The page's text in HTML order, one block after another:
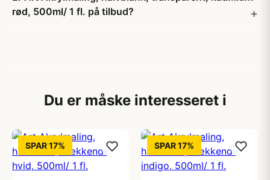
rød, 500ml/ 1 fl. på tilbud?
Du er måske interesseret i
SPAR 17% SPAR 17%